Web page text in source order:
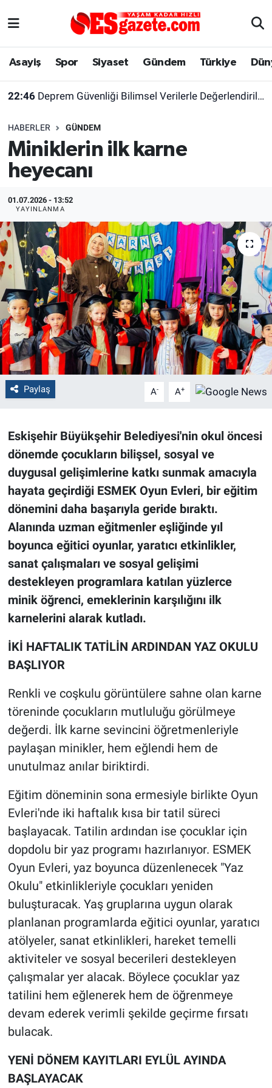
Asayiş Spor Siyaset Gündem Türkiye
22:46 Deprem Güvenliği Bilimsel Verilerle Değerlendirilmeli
HABERLER GÜNDEM
Miniklerin ilk karne
heyecanı
01.07.2026 - 13:52
YAYINLANMA
Paylaş A- A+
Eskişehir Büyükşehir Belediyesi'nin okul öncesi
dönemde çocukların bilişsel, sosyal ve
duygusal gelişimlerine katkı sunmak amacıyla
hayata geçirdiği ESMEK Oyun Evleri, bir eğitim
dönemini daha başarıyla geride bıraktı.
Alanında uzman eğitmenler eşliğinde yıl
boyunca eğitici oyunlar, yaratıcı etkinlikler,
sanat çalışmaları ve sosyal gelişimi
destekleyen programlara katılan yüzlerce
minik öğrenci, emeklerinin karşılığını ilk
karnelerini alarak kutladı.
İKİ HAFTALIK TATİLİN ARDINDAN YAZ OKULU
BAŞLIYOR
Renkli ve coşkulu görüntülere sahne olan karne
töreninde çocukların mutluluğu görülmeye
değerdi. İlk karne sevincini öğretmenleriyle
paylaşan minikler, hem eğlendi hem de
unutulmaz anılar biriktirdi.
Eğitim döneminin sona ermesiyle birlikte Oyun
Evleri'nde iki haftalık kısa bir tatil süreci
başlayacak. Tatilin ardından ise çocuklar için
dopdolu bir yaz programı hazırlanıyor. ESMEK
Oyun Evleri, yaz boyunca düzenlenecek "Yaz
Okulu" etkinlikleriyle çocukları yeniden
buluşturacak. Yaş gruplarına uygun olarak
planlanan programlarda eğitici oyunlar, yaratıcı
atölyeler, sanat etkinlikleri, hareket temelli
aktiviteler ve sosyal becerileri destekleyen
çalışmalar yer alacak. Böylece çocuklar yaz
tatilini hem eğlenerek hem de öğrenmeye
devam ederek verimli şekilde geçirme fırsatı
bulacak.
YENİ DÖNEM KAYITLARI EYLÜL AYINDA
BAŞLAYACAK
Asayiş
Gündem
Türkiye
Dünya
Sağlık
Alış-Veriş/İş dünyası
Yaşam
Eskişehirspor Arşivi
Eskişehir Arşivi
Röportaj
Ekonomi
Kültür Sanat
Politika
Bilecik
Kütahya
Gezi
Çevre
Yerel
Magazin
Bilim ve Teknoloji
Eskişehir Nöbetçi Eczaneler
Süper Lig Puan Durumu ve Fikstür
Tüm Manşetler
Son Dakika Haberleri
Haber Arşivi